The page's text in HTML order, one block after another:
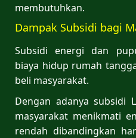
membutuhkan.
Dampak Subsidi bagi
Subsidi energi dan
biaya hidup rumah
beli masyarakat.
Dengan adanya subsidi
masyarakat menikmati
rendah dibandingkan